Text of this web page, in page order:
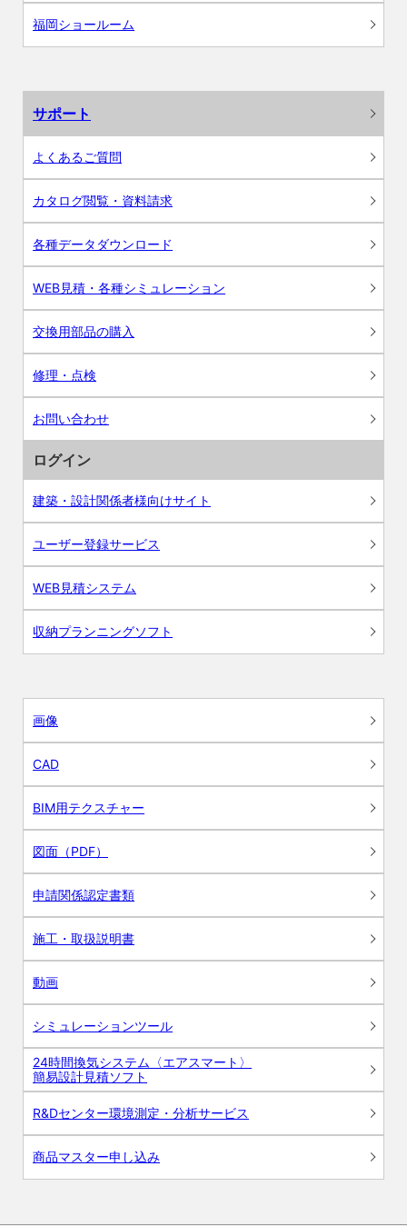
福岡ショールーム
サポート
よくあるご質問
カタログ閲覧・資料請求
各種データダウンロード
WEB見積・各種シミュレーション
交換用部品の購入
修理・点検
お問い合わせ
ログイン
建築・設計関係者様向けサイト
ユーザー登録サービス
WEB見積システム
収納プランニングソフト
画像
CAD
BIM用テクスチャー
図面（PDF）
申請関係認定書類
施工・取扱説明書
動画
シミュレーションツール
24時間換気システム〈エアスマート〉
簡易設計見積ソフト
R&Dセンター環境測定・分析サービス
商品マスター申し込み